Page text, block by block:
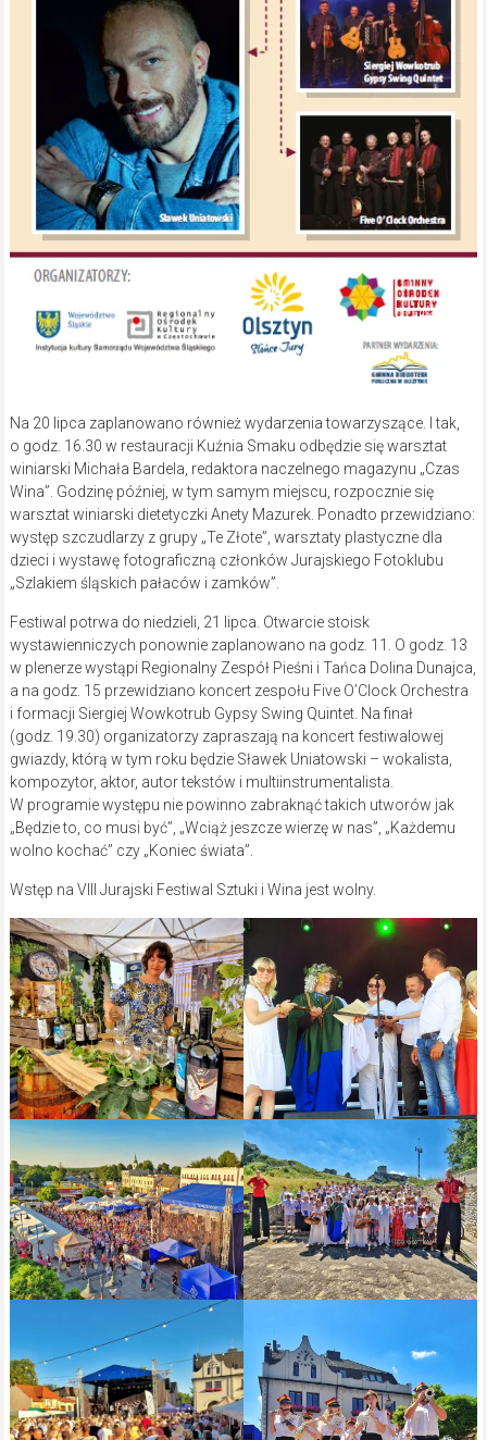
Na 20 lipca zaplanowano również wydarzenia towarzyszące. I tak,
o godz. 16.30 w restauracji Kuźnia Smaku odbędzie się warsztat
winiarski Michała Bardela, redaktora naczelnego magazynu „Czas
Wina”. Godzinę później, w tym samym miejscu, rozpocznie się
warsztat winiarski dietetyczki Anety Mazurek. Ponadto przewidziano:
występ szczudlarzy z grupy „Te Złote”, warsztaty plastyczne dla
dzieci i wystawę fotograficzną członków Jurajskiego Fotoklubu
„Szlakiem śląskich pałaców i zamków”.
Festiwal potrwa do niedzieli, 21 lipca. Otwarcie stoisk
wystawienniczych ponownie zaplanowano na godz. 11. O godz. 13
w plenerze wystąpi Regionalny Zespół Pieśni i Tańca Dolina Dunajca,
a na godz. 15 przewidziano koncert zespołu Five O’Clock Orchestra
i formacji Siergiej Wowkotrub Gypsy Swing Quintet. Na finał
(godz. 19.30) organizatorzy zapraszają na koncert festiwalowej
gwiazdy, którą w tym roku będzie Sławek Uniatowski – wokalista,
kompozytor, aktor, autor tekstów i multiinstrumentalista.
W programie występu nie powinno zabraknąć takich utworów jak
„Będzie to, co musi być”, „Wciąż jeszcze wierzę w nas”, „Każdemu
wolno kochać” czy „Koniec świata”.
Wstęp na VIII Jurajski Festiwal Sztuki i Wina jest wolny.